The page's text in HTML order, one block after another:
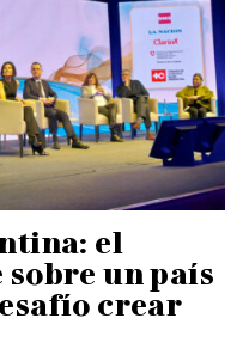
el
un país
crear